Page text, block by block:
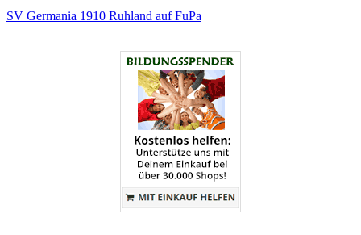
SV Germania 1910 Ruhland auf FuPa